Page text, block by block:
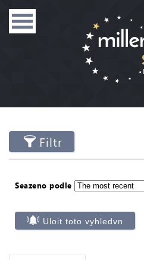
Filtr
Seazeno podle
Uloit toto vyhledvn